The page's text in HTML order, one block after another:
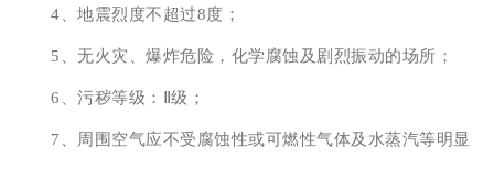
4、地震烈度不超过8度；
5、无火灾、爆炸危险，化学腐蚀及剧烈振动的场所；
6、污秽等级：Ⅱ级；
7、周围空气应不受腐蚀性或可燃性气体及水蒸汽等明显